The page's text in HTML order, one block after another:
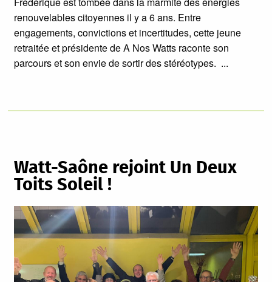
renouvelables citoyennes il y a 6 ans. Entre
engagements, convictions et incertitudes, cette jeune
retraitée et présidente de A Nos Watts raconte son
parcours et son envie de sortir des stéréotypes.
Watt-Saône rejoint Un Deux
Toits Soleil !